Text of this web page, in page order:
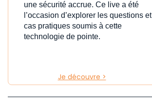
une sécurité accrue. Ce live a été
l’occasion d’explorer les questions et
cas pratiques soumis à cette
technologie de pointe.
Je découvre >